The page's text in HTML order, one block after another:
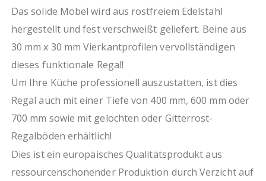
Das solide Möbel wird aus rostfreiem Edelstahl
hergestellt und fest verschweißt geliefert. Beine aus
30 mm x 30 mm Vierkantprofilen vervollständigen
dieses funktionale Regal!
Um Ihre Küche professionell auszustatten, ist dies
Regal auch mit einer Tiefe von 400 mm, 600 mm oder
700 mm sowie mit gelochten oder Gitterrost-
Regalböden erhältlich!
Dies ist ein europäisches Qualitätsprodukt aus
ressourcenschonender Produktion durch Verzicht auf